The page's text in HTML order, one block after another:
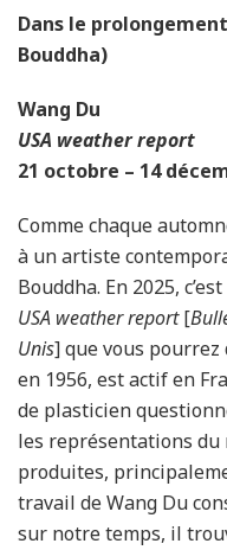
Dans le
Bouddha)
Wang Du
USA weather report
21 octobre – 14
Comme chaque
à un artiste
Bouddha. En 2025,
USA weather report[
Unis] que vous pourrez
en 1956, est actif en
de plasticien
les représentations du
produites,
travail de Wang Du
sur notre temps, il